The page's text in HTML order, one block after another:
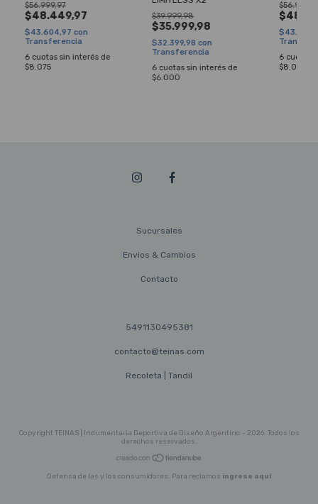
$56.999,97
$48.449,97
$43.604,97 con
Transferencia
6 cuotas sin interés de
$8.075
$39.999,98
$35.999,98
$32.399,98con
Transferencia
6 cuotas sin interés de
$6.000
6 cuotas
$8.075
Sucursales
Envios & Cambios
Contacto
5491130495381
contacto@teinas.com
Recoleta | Tandil
Copyright TEINAS | Indumentaria Deportiva de Diseño Argentino - 2026. Todos los
derechos reservados.
Defensa de las y los consumidores. Para reclamos ingrese aquí